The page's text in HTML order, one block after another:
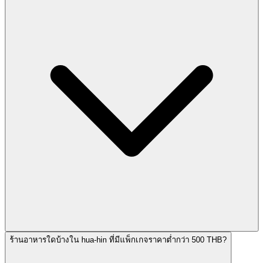
ร้านอาหารใดบ้างใน hua-hin ที่มีแพ็กเกจราคาต่ำกว่า 500 THB?